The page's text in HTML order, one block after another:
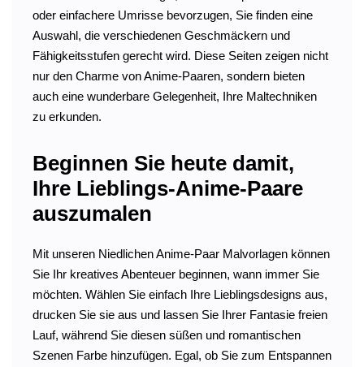
oder einfachere Umrisse bevorzugen, Sie finden eine
Auswahl, die verschiedenen Geschmäckern und
Fähigkeitsstufen gerecht wird. Diese Seiten zeigen nicht
nur den Charme von Anime-Paaren, sondern bieten
auch eine wunderbare Gelegenheit, Ihre Maltechniken
zu erkunden.
Beginnen Sie heute damit,
Ihre Lieblings-Anime-Paare
auszumalen
Mit unseren Niedlichen Anime-Paar Malvorlagen können
Sie Ihr kreatives Abenteuer beginnen, wann immer Sie
möchten. Wählen Sie einfach Ihre Lieblingsdesigns aus,
drucken Sie sie aus und lassen Sie Ihrer Fantasie freien
Lauf, während Sie diesen süßen und romantischen
Szenen Farbe hinzufügen. Egal, ob Sie zum Entspannen